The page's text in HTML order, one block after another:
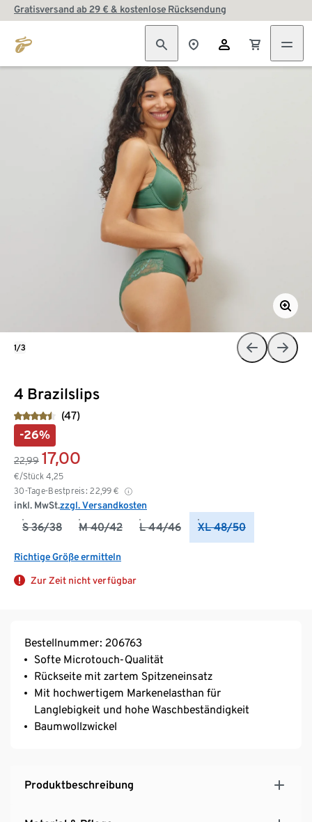
Gratisversand ab 29 € & kostenlose Rücksendung
4 Brazilslips
(47)
-26%
22,99 17,00
€/Stück 4,25
30-Tage-Bestpreis: 22,99 €
inkl. MwSt.zzgl. Versandkosten
S 36/38 M 40/42 L 44/46 XL 48/50
Richtige Größe ermitteln
Zur Zeit nicht verfügbar
1/3
Bestellnummer: 206763
Softe Microtouch-Qualität
Rückseite mit zartem Spitzeneinsatz
Mit hochwertigem Markenelasthan für
Langlebigkeit und hohe Waschbeständigkeit
Baumwollzwickel
Produktbeschreibung